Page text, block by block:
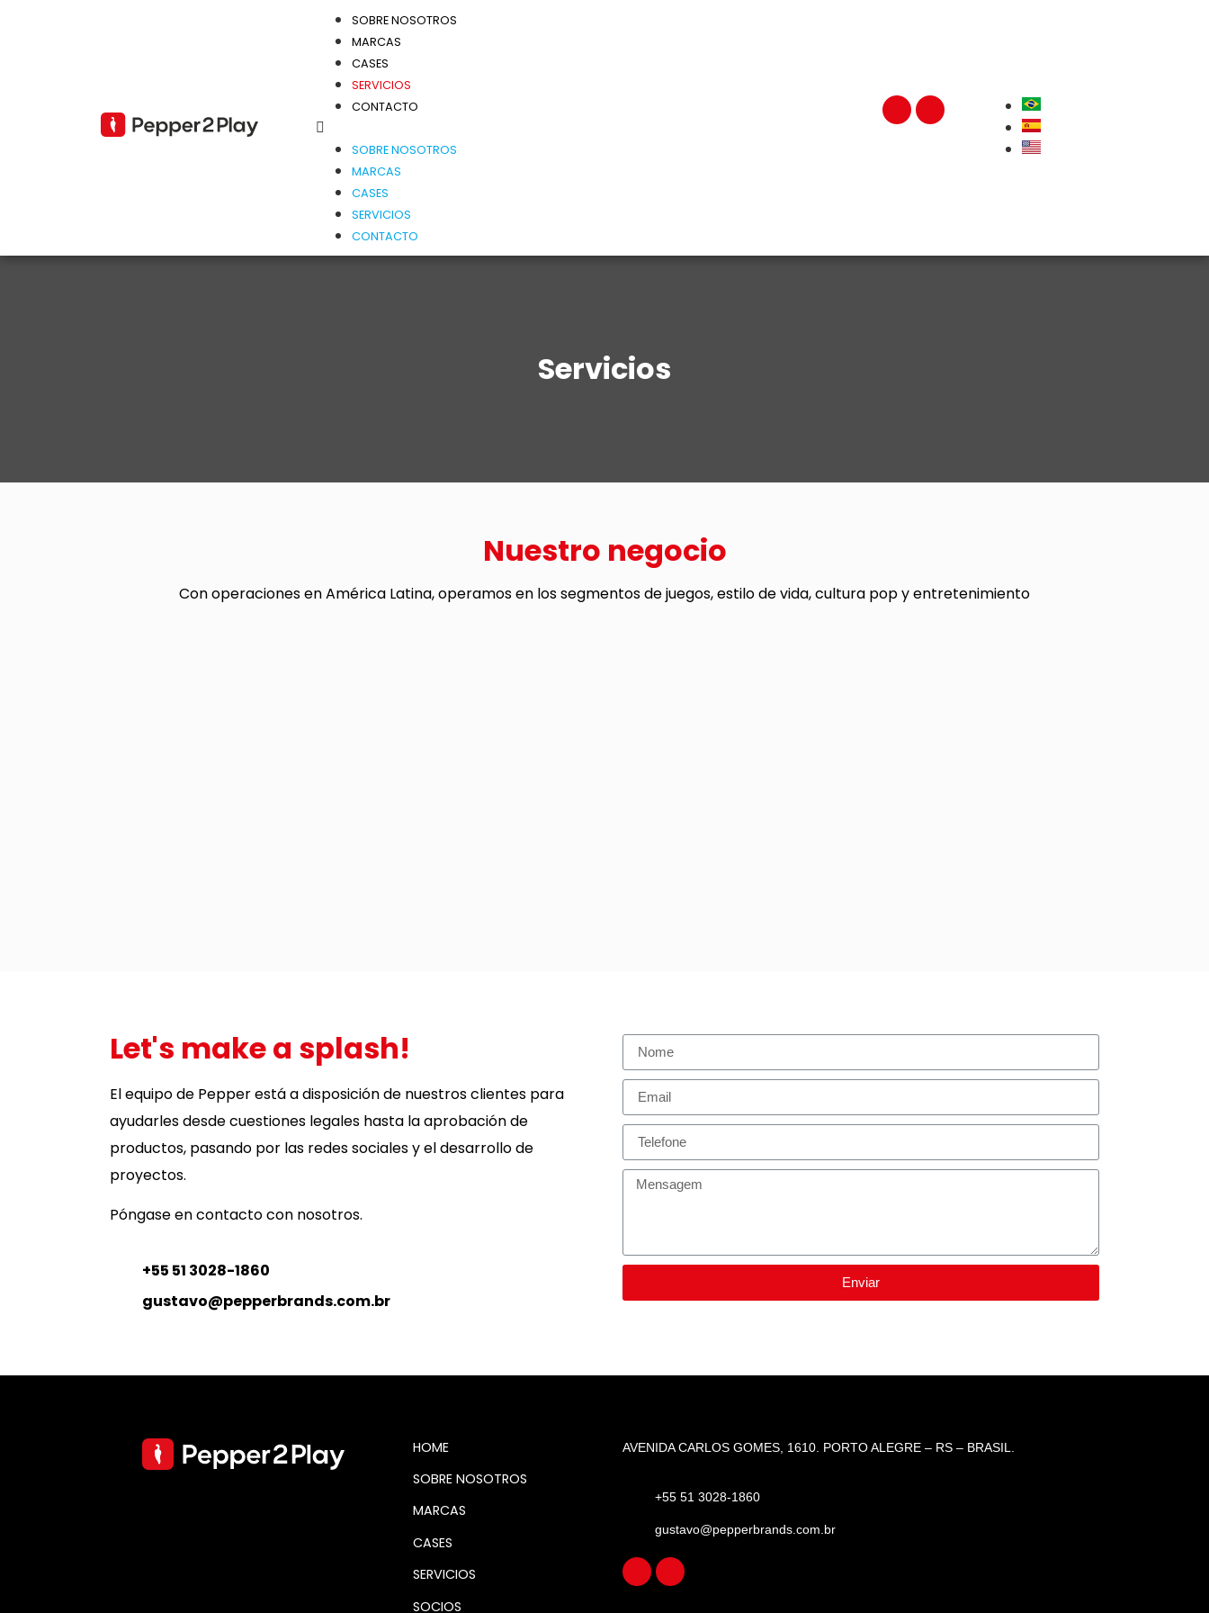
SOBRE NOSOTROS
MARCAS
CASES
SERVICIOS
CONTACTO
SOBRE NOSOTROS
MARCAS
CASES
SERVICIOS
CONTACTO
Servicios
Nuestro negocio
Con operaciones en América Latina, operamos en los segmentos de juegos, estilo de vida, cultura pop y entretenimiento
Let's make a splash!
El equipo de Pepper está a disposición de nuestros clientes para
ayudarles desde cuestiones legales hasta la aprobación de
productos, pasando por las redes sociales y el desarrollo de
proyectos.
Póngase en contacto con nosotros.
+55 51 3028-1860
gustavo@pepperbrands.com.br
Enviar
HOME
SOBRE NOSOTROS
MARCAS
CASES
SERVICIOS
SOCIOS
AVENIDA CARLOS GOMES, 1610. PORTO ALEGRE – RS – BRASIL.
+55 51 3028-1860
gustavo@pepperbrands.com.br